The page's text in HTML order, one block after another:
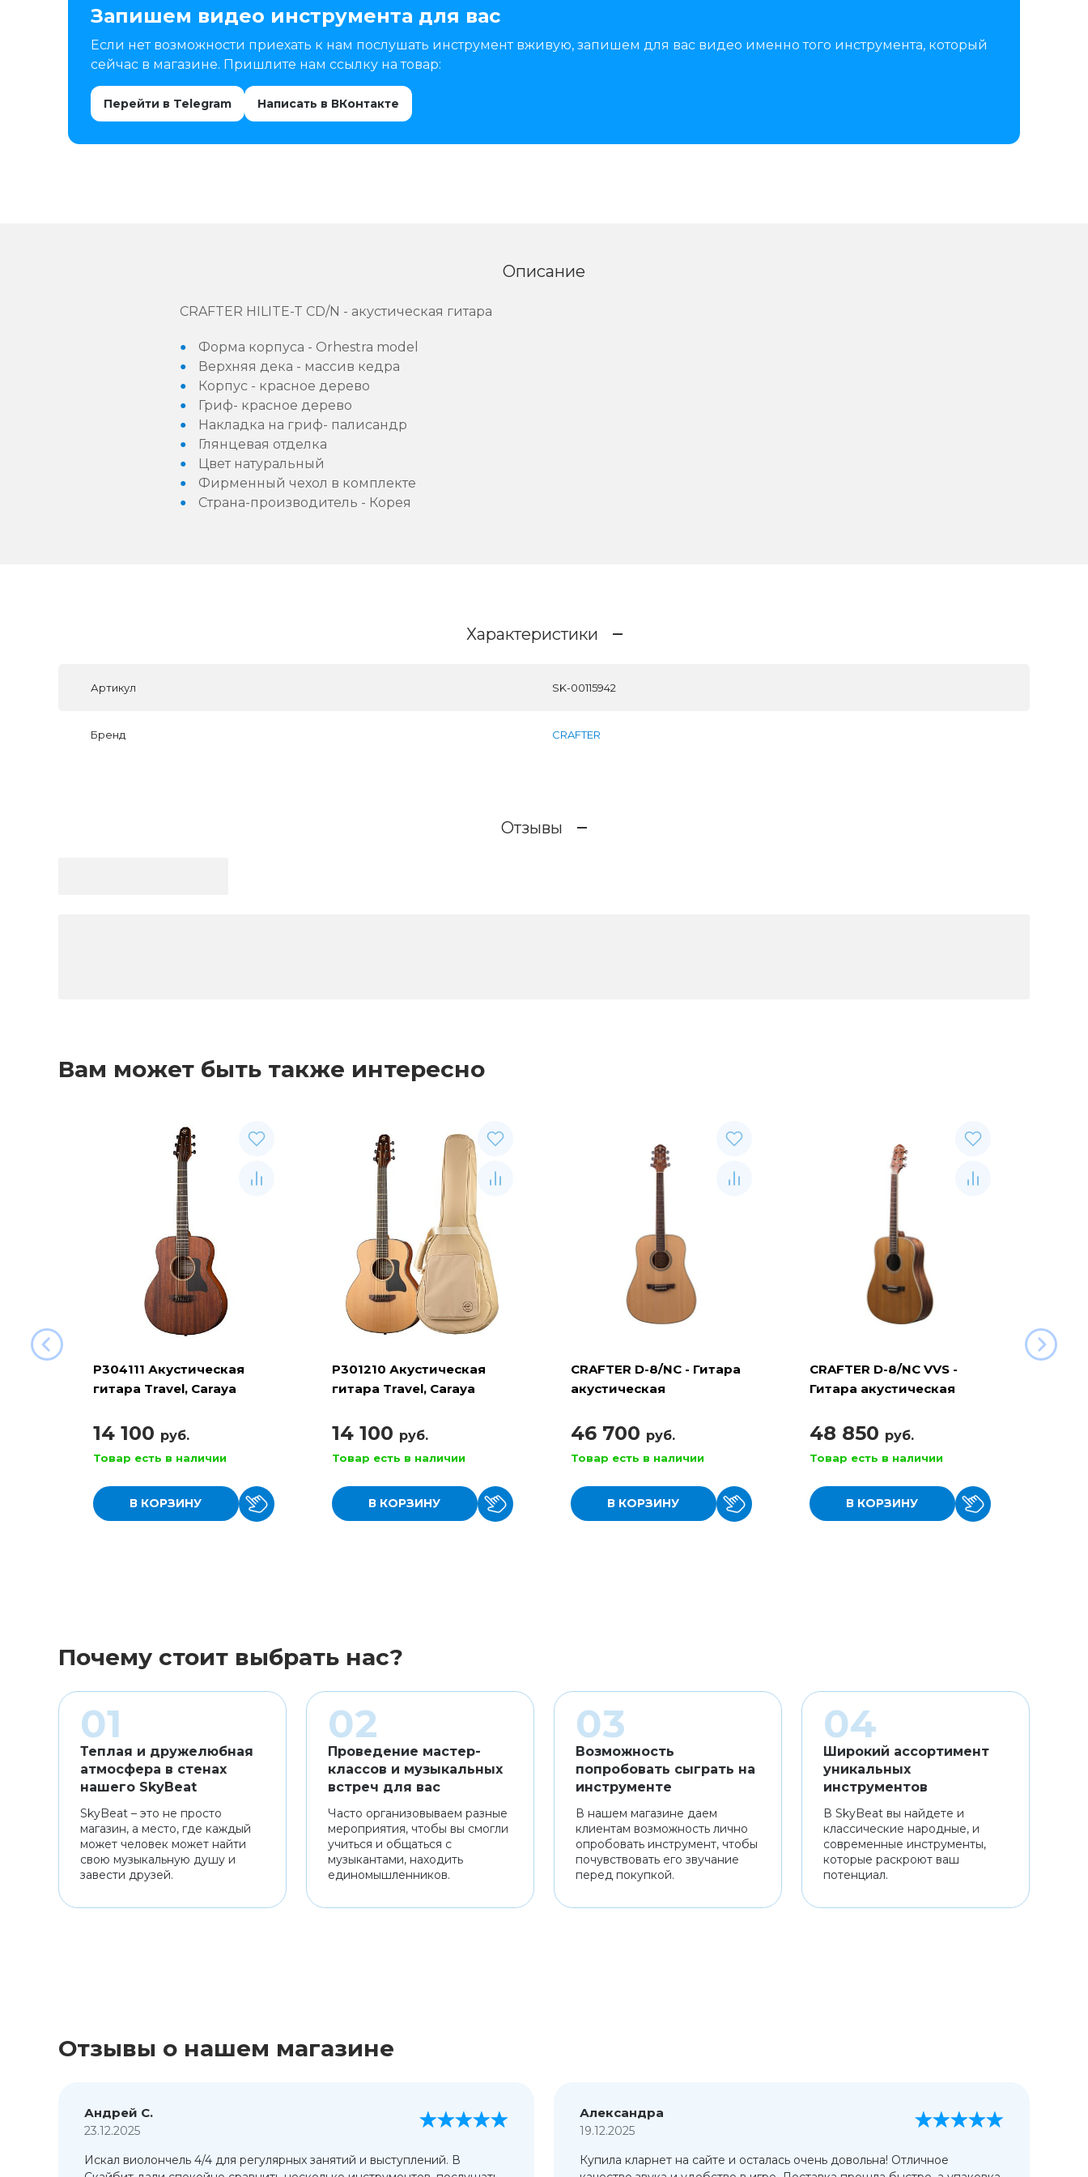
Запишем видео инструмента для вас
Если нет возможности приехать к нам послушать инструмент вживую, запишем для вас видео именно того инструмента, который
сейчас в магазине. Пришлите нам ссылку на товар:
Перейти в Telegram Написать в ВКонтакте
Описание
CRAFTER HILITE-T CD/N - акустическая гитара
Форма корпуса - Orhestra model
Верхняя дека - массив кедра
Корпус - красное дерево
Гриф- красное дерево
Накладка на гриф- палисандр
Глянцевая отделка
Цвет натуральный
Фирменный чехол в комплекте
Страна-производитель - Корея
Характеристики
Артикул SK-00115942
Бренд CRAFTER
Отзывы
Вам может быть также интересно
P304111 Акустическая
гитара Travel, Caraya
14 100 руб.
Товар есть в наличии
В КОРЗИНУ
P301210 Акустическая
гитара Travel, Caraya
14 100 руб.
Товар есть в наличии
В КОРЗИНУ
CRAFTER D-8/NC - Гитара
акустическая
46 700 руб.
Товар есть в наличии
В КОРЗИНУ
CRAFTER D-8/NC VVS -
Гитара акустическая
48 850 руб.
Товар есть в наличии
В КОРЗИНУ
Почему стоит выбрать нас?
Теплая и дружелюбная
атмосфера в стенах
нашего SkyBeat
SkyBeat – это не просто
магазин, а место, где каждый
может человек может найти
свою музыкальную душу и
завести друзей.
Проведение мастер-
классов и музыкальных
встреч для вас
Часто организовываем разные
мероприятия, чтобы вы смогли
учиться и общаться с
музыкантами, находить
единомышленников.
Возможность
попробовать сыграть на
инструменте
В нашем магазине даем
клиентам возможность лично
опробовать инструмент, чтобы
почувствовать его звучание
перед покупкой.
Широкий ассортимент
уникальных
инструментов
В SkyBeat вы найдете и
классические народные, и
современные инструменты,
которые раскроют ваш
потенциал.
Отзывы о нашем магазине
Андрей С.
23.12.2025
Искал виолончель 4/4 для регулярных занятий и выступлений. В
Александра
19.12.2025
Купила кларнет на сайте и осталась очень довольна! Отличное